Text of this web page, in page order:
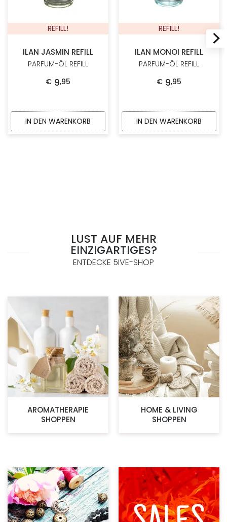
REFILL!
ILAN JASMIN REFILL
PARFUM-ÖL REFILL
€ 9,95
IN DEN WARENKORB
REFILL!
ILAN MONOI REFILL
PARFUM-ÖL REFILL
€ 9,95
IN DEN WARENKORB
LUST AUF MEHR
EINZIGARTIGES?
ENTDECKE 5IVE-SHOP
AROMATHERAPIE
SHOPPEN
HOME & LIVING
SHOPPEN